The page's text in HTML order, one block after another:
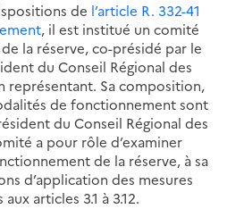
de l’article R. 332-41
, il est institué un comité
la réserve, co-présidé par le
du Conseil Régional des
représentant. Sa composition,
de fonctionnement sont
du Conseil Régional des
a pour rôle d’examiner
de la réserve, à sa
d’application des mesures
articles 3.1 à 3.12.